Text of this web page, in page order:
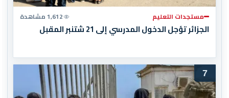
مستجدات التعليم 1,612 مشاهدة
الجزائر تؤجل الدخول المدرسي إلى 21 شتنبر المقبل
7